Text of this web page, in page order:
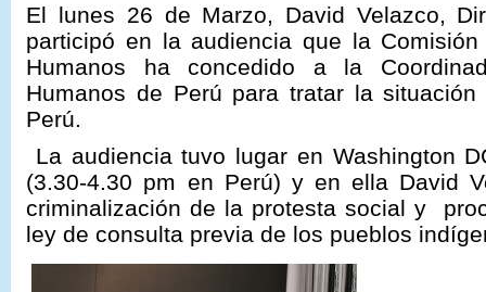
El lunes 26 de Marzo, David Velazco,
participó en la audiencia que la
Humanos ha concedido a la
Humanos de Perú para tratar la
Perú.
La audiencia tuvo lugar en Washington
(3.30-4.30 pm en Perú) y en ella David
criminalización de la protesta social y
ley de consulta previa de los pueblos